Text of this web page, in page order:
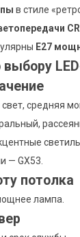
в стиле
E27
средняя
— GX53.
потолка
лампа.